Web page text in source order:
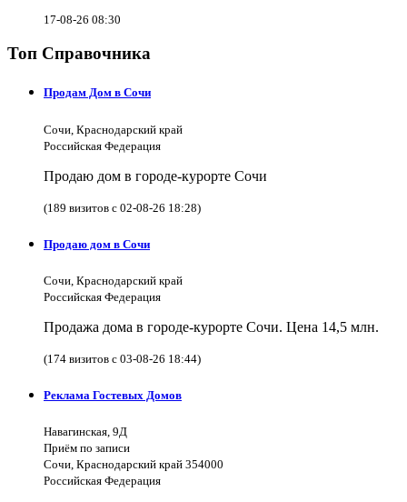
17-08-26 08:30
Топ Справочника
Продам Дом в Сочи
Сочи, Краснодарский край
Российская Федерация
Продаю дом в городе-курорте Сочи
(189 визитов с 02-08-26 18:28)
Продаю дом в Сочи
Сочи, Краснодарский край
Российская Федерация
Продажа дома в городе-курорте Сочи. Цена 14,5 млн.
(174 визитов с 03-08-26 18:44)
Реклама Гостевых Домов
Навагинская, 9Д
Приём по записи
Сочи, Краснодарский край 354000
Российская Федерация